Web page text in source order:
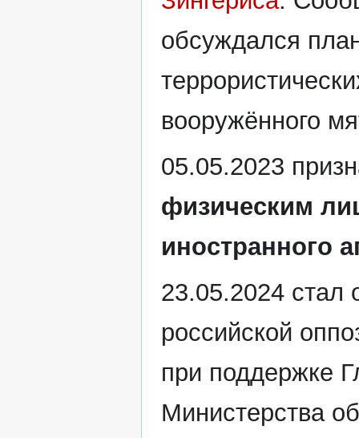
обсуждался
вооружённого
05.05.2023
физическим
иностранного
23.05.2024 стал
российской
при поддержке
Министерства